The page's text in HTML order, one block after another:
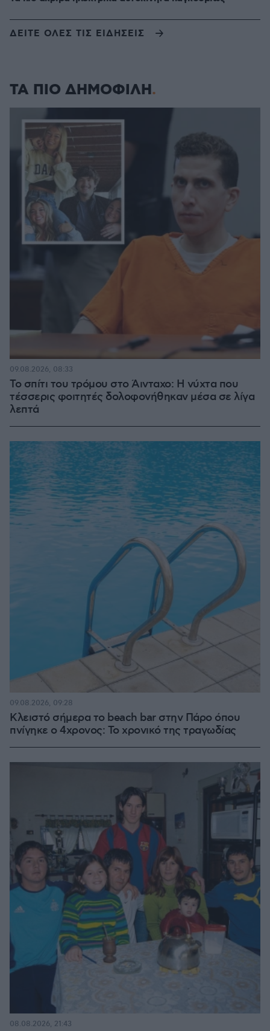
ΔΕΙΤΕ ΟΛΕΣ ΤΙΣ ΕΙΔΗΣΕΙΣ
ΤΑ ΠΙΟ ΔΗΜΟΦΙΛΗ
Το σπίτι του τρόμου στο Άινταχο: Η νύχτα που
τέσσερις φοιτητές δολοφονήθηκαν μέσα σε λίγα
λεπτά
09.08.2026, 08:33
Κλειστό σήμερα το beach bar στην Πάρο όπου
πνίγηκε ο 4χρονος: Το χρονικό της τραγωδίας
09.08.2026, 09:28
08.08.2026, 21:43